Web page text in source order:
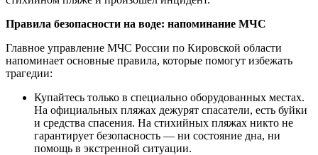
Правила безопасности на воде: напоминание МЧС
Главное управление МЧС России по Кировской области
напоминает основные правила, которые помогут избежать
трагедии:
Купайтесь только в специально оборудованных местах.
На официальных пляжах дежурят спасатели, есть буйки
и средства спасения. На стихийных пляжах никто не
гарантирует безопасность — ни состояние дна, ни
помощь в экстренной ситуации.